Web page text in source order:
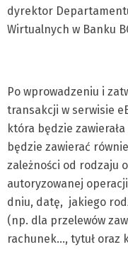
dyrektor
Wirtualnych w Banku
Po wprowadzeniu i
transakcji w serwisie
która będzie
będzie zawierać
zależności od rodzaju
autoryzowanej
dniu, datę, jakiego
(np. dla przelewów
rachunek…, tytuł oraz